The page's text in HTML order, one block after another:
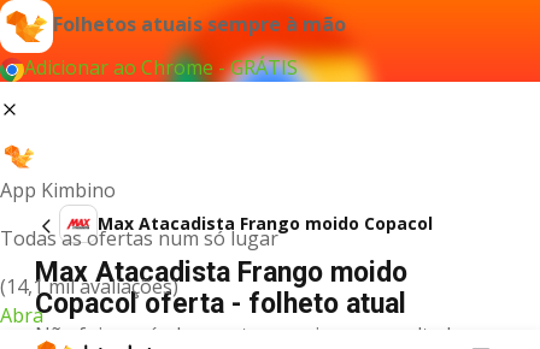
Folhetos atuais sempre à mão
Adicionar ao Chrome - GRÁTIS
App Kimbino
Todas as ofertas num só lugar
(14,1 mil avaliações)
Abra
Max Atacadista Frango moido Copacol
Max Atacadista Frango moido
Copacol oferta - folheto atual
Não foi possível encontrar quaisquer resultados